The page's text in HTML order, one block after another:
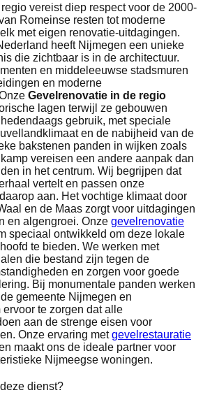
vereist diep respect voor de 2000-
Romeinse resten tot moderne
met eigen renovatie-uitdagingen.
heeft Nijmegen een unieke
die zichtbaar is in de architectuur.
en middeleeuwse stadsmuren
en moderne
Gevelrenovatie in de regio
lagen terwijl ze gebouwen
gebruik, met speciale
en de nabijheid van de
bakstenen panden in wijken zoals
vereisen een andere aanpak dan
in het centrum. Wij begrijpen dat
vertelt en passen onze
aan. Het vochtige klimaat door
en de Maas zorgt voor uitdagingen
en algengroei. Onze gevelrenovatie
speciaal ontwikkeld om deze lokale
te bieden. We werken met
die bestand zijn tegen de
en zorgen voor goede
Bij monumentale panden werken
gemeente Nijmegen en
te zorgen dat alle
aan de strenge eisen voor
Onze ervaring metgevelrestauratie
maakt ons de ideale partner voor
Nijmeegse woningen.
dienst?